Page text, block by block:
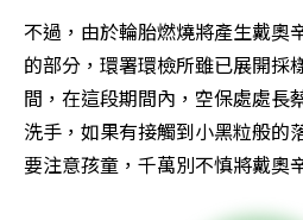
不過，由於輪胎燃燒將產生戴奧
的部分，環署環檢所雖已展開採
間，在這段期間內，空保處處長
洗手，如果有接觸到小黑粒般的
要注意孩童，千萬別不慎將戴奧